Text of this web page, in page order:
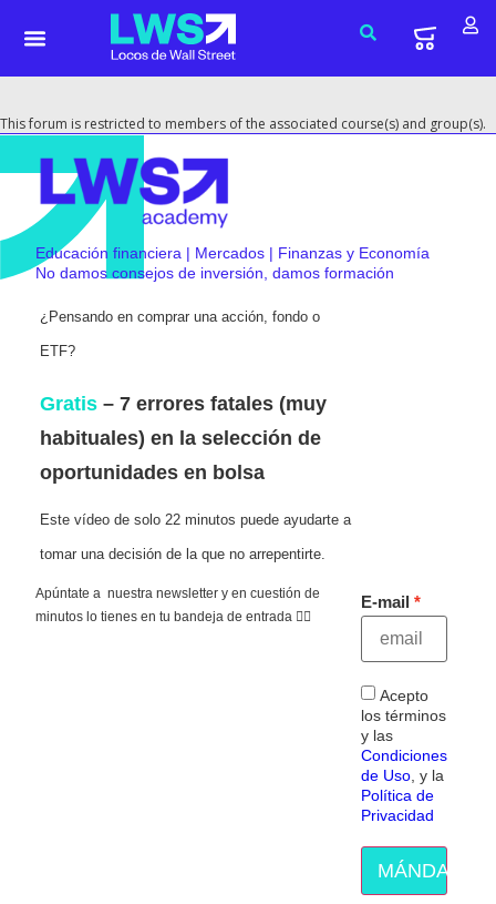
This forum is restricted to members of the associated course(s) and group(s).
Educación financiera | Mercados | Finanzas y Economía
No damos consejos de inversión, damos formación
¿Pensando en comprar una acción, fondo o
ETF?
Gratis – 7 errores fatales (muy
habituales) en la selección de
oportunidades en bolsa
Este vídeo de solo 22 minutos puede ayudarte a
tomar una decisión de la que no arrepentirte.
Apúntate a nuestra newsletter y en cuestión de
minutos lo tienes en tu bandeja de entrada 👇🏻
E-mail
Acepto
los términos
y las
Condiciones
de Uso, y la
Política de
Privacidad
MÁNDAME